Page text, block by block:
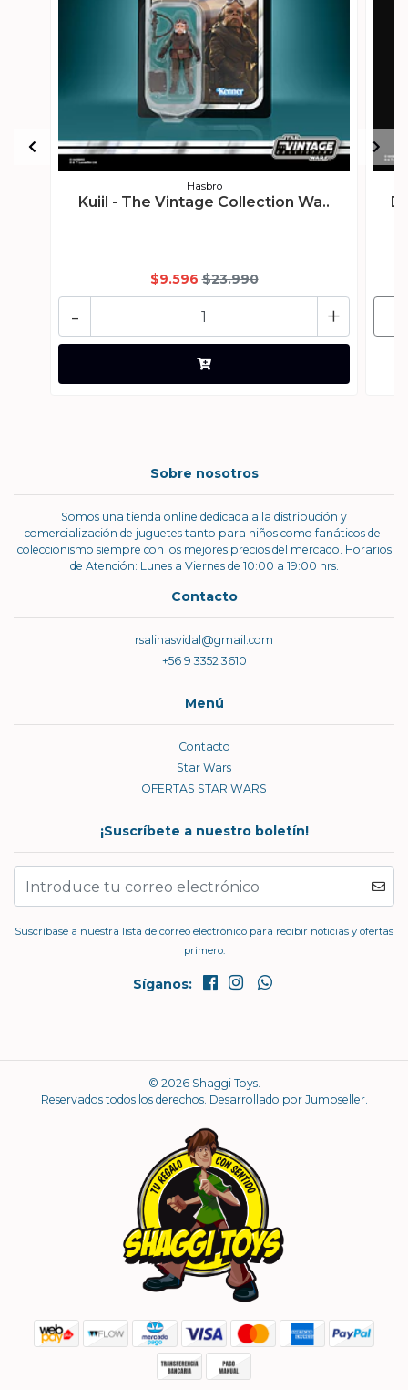
Hasbro
Kuiil - The Vintage Collection Wa..
$9.596 $23.990
+
-
Sobre nosotros
Somos una tienda online dedicada a la distribución y
comercialización de juguetes tanto para niños como fanáticos del
coleccionismo siempre con los mejores precios del mercado. Horarios
de Atención: Lunes a Viernes de 10:00 a 19:00 hrs.
Contacto
rsalinasvidal@gmail.com
+56 9 3352 3610
Menú
Contacto
Star Wars
OFERTAS STAR WARS
¡Suscríbete a nuestro boletín!
Suscríbase a nuestra lista de correo electrónico para recibir noticias y ofertas
primero.
Síganos:
© 2026 Shaggi Toys.
Reservados todos los derechos. Desarrollado por Jumpseller.